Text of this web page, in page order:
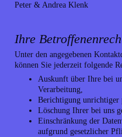
Peter & Andrea Klenk
Ihre
Unter den angegebenen
können Sie jederzeit folgende
Auskunft über Ihre bei
Verarbeitung,
Berichtigung unrichtiger
Löschung Ihrer bei uns
Einschränkung der
aufgrund gesetzlicher